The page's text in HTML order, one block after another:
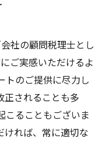
社の顧問税理士とし
ご実感いただけるよ
トのご提供に尽力し
正されることも多
こることもございま
ければ、常に適切な